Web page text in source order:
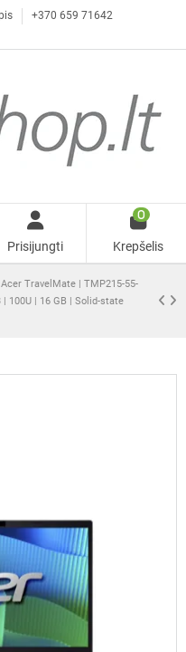
+370 659 71642
Prisijungti
0
Krepšelis
Acer TravelMate | TMP215-55-
| 100U | 16 GB | Solid-state